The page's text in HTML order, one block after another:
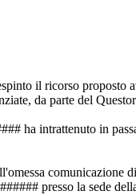
il ricorso
da parte del
ha intrattenuto in
comunicazione
presso la sede